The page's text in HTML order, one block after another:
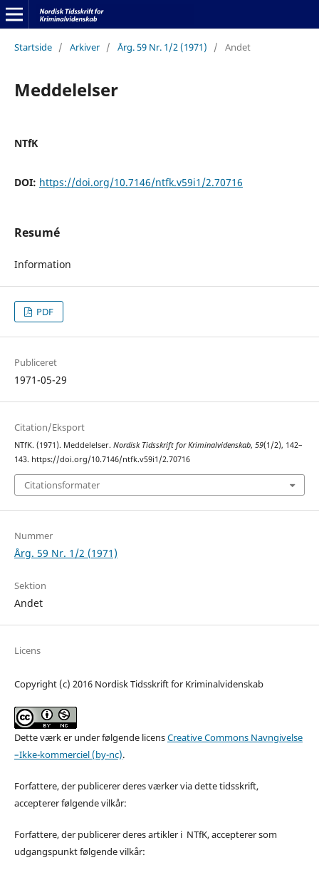
Startside / Arkiver / Årg. 59 Nr. 1/2 (1971) / Andet
Meddelelser
NTfK
DOI: https://doi.org/10.7146/ntfk.v59i1/2.70716
Resumé
Information
PDF
Publiceret
1971-05-29
Citation/Eksport
NTfK. (1971). Meddelelser. Nordisk Tidsskrift for Kriminalvidenskab, 59(1/2), 142–
143. https://doi.org/10.7146/ntfk.v59i1/2.70716
Citationsformater
Nummer
Årg. 59 Nr. 1/2 (1971)
Sektion
Andet
Licens
Copyright (c) 2016 Nordisk Tidsskrift for Kriminalvidenskab
Dette værk er under følgende licensCreative Commons Navngivelse
–Ikke-kommerciel (by-nc).
Forfattere, der publicerer deres værker via dette tidsskrift,
accepterer følgende vilkår:
Forfattere, der publicerer deres artikler i NTfK, accepterer som
udgangspunkt følgende vilkår: